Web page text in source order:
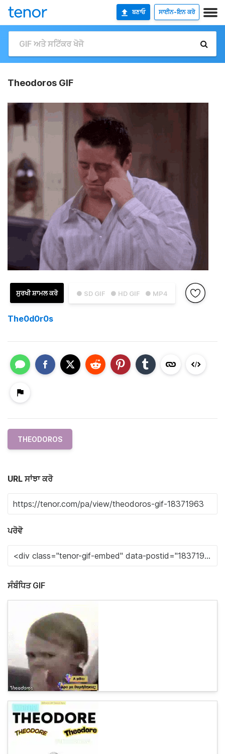
ਬਣਾਓ ਸਾਈਨ-ਇਨ ਕਰੋ
Theodoros GIF
● SD GIF ● HD GIF ● MP4
ਸੁਰਖੀ ਸ਼ਾਮਲ ਕਰੋ
The0d0r0s
THEODOROS
URL ਸਾਂਝਾ ਕਰੋ
ਪਰੋਵੋ
ਸੰਬੰਧਿਤ GIF